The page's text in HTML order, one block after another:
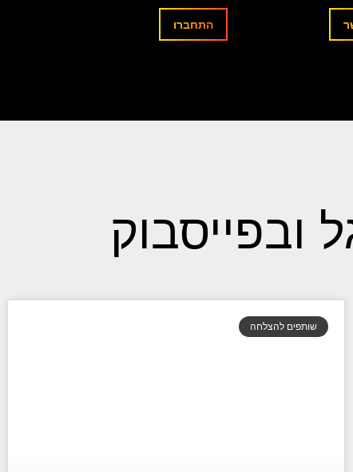
התחברו
ובפייסבוק
שותפים להצלחה